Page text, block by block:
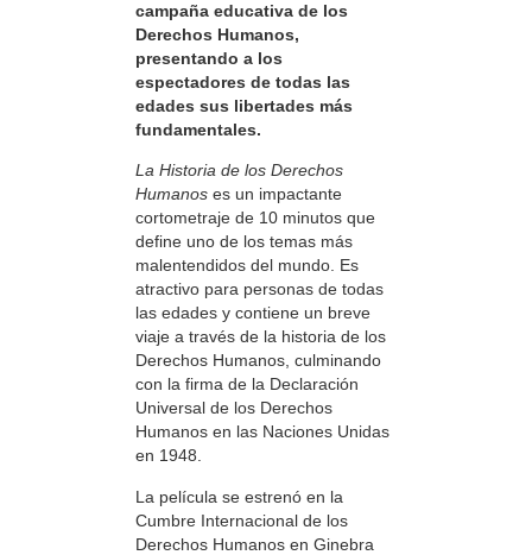
campaña educativa de los
Derechos Humanos,
presentando a los
espectadores de todas las
edades sus libertades más
fundamentales.
La Historia de los Derechos
Humanos es un impactante
cortometraje de 10 minutos que
define uno de los temas más
malentendidos del mundo. Es
atractivo para personas de todas
las edades y contiene un breve
viaje a través de la historia de los
Derechos Humanos, culminando
con la firma de la Declaración
Universal de los Derechos
Humanos en las Naciones Unidas
en 1948.
La película se estrenó en la
Cumbre Internacional de los
Derechos Humanos en Ginebra